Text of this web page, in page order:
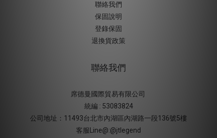
聯絡我們
保固說明
登錄保固
退換貨政策
聯絡我們
席德曼國際貿易有限公司
統編 : 53083824
公司地址：11493台北市內湖區內湖路一段136號5樓
客服Line@:@jtlegend